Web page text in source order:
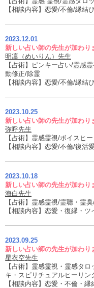
【相談内容】恋愛/不倫/縁結
2023.12.01
新しい占い師の先生が加わり
明凛（めいりん）先生
【占術】ピンキー占い/霊感
動修正/除霊
【相談内容】恋愛/不倫/縁結
2023.10.25
新しい占い師の先生が加わり
弥呼先生
【占術】霊感霊視/ボイスヒ
【相談内容】恋愛/不倫/復活
2023.10.18
新しい占い師の先生が加わり
海白先生
【占術】霊感霊視/霊聴・霊
【相談内容】恋愛・復縁・
2023.09.25
新しい占い師の先生が加わり
星衣空先生
【占術】霊感霊視・霊感タ
キ・スピリチュアルヒーリン
【相談内容】恋愛・不倫・